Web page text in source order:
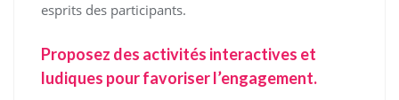
esprits des participants.
Proposez des activités interactives et
ludiques pour favoriser l’engagement.